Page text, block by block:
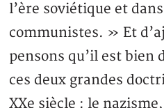
l’ère soviétique et
communistes. » Et
pensons qu’il est bien
ces deux grandes
XXe siècle : le